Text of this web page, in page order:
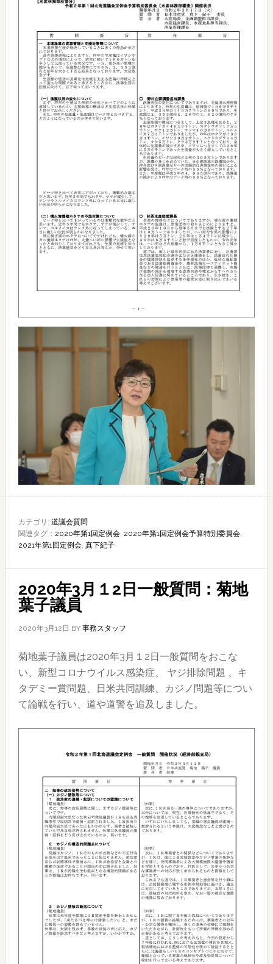
カテゴリ: 道議会質問
関連タグ： 2020年第1回定例会, 2020年第1回定例会予算特別委員会,
2021年第1回定例会, 真下紀子
2020年3月１2日一般質問：菊地
葉子議員
2020年3月12日 BY 事務スタッフ
菊地葉子議員は2020年3月１2日一般質問をおこな
い、新型コロナウイルス感染症、 ヤジ排除問題 、キ
タデミー賞問題、日米共同訓練、カジノ問題等につい
て論戦を行い、道や道警を追及しました。